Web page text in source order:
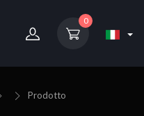
0
Prodotto